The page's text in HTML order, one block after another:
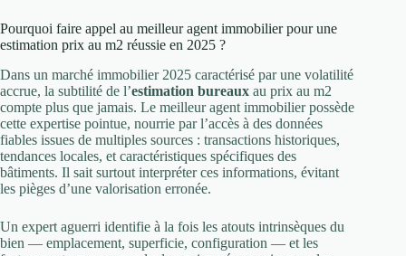
Pourquoi faire appel au meilleur agent immobilier pour une
estimation prix au m2 réussie en 2025 ?
Dans un marché immobilier 2025 caractérisé par une volatilité
accrue, la subtilité de l’estimation bureaux au prix au m2
compte plus que jamais. Le meilleur agent immobilier possède
cette expertise pointue, nourrie par l’accès à des données
fiables issues de multiples sources : transactions historiques,
tendances locales, et caractéristiques spécifiques des
bâtiments. Il sait surtout interpréter ces informations, évitant
les pièges d’une valorisation erronée.
Un expert aguerri identifie à la fois les atouts intrinsèques du
bien — emplacement, superficie, configuration — et les